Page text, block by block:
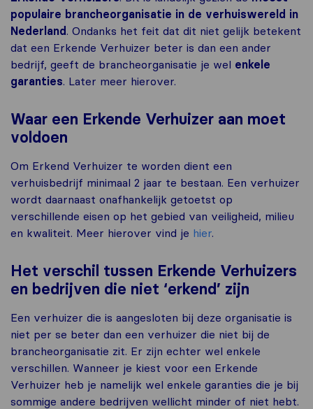
populaire brancheorganisatie in de verhuiswereld in
Nederland. Ondanks het feit dat dit niet gelijk betekent
dat een Erkende Verhuizer beter is dan een ander
bedrijf, geeft de brancheorganisatie je wel enkele
garanties. Later meer hierover.
Waar een Erkende Verhuizer aan moet
voldoen
Om Erkend Verhuizer te worden dient een
verhuisbedrijf minimaal 2 jaar te bestaan. Een verhuizer
wordt daarnaast onafhankelijk getoetst op
verschillende eisen op het gebied van veiligheid, milieu
en kwaliteit. Meer hierover vind je hier.
Het verschil tussen Erkende Verhuizers
en bedrijven die niet ‘erkend’ zijn
Een verhuizer die is aangesloten bij deze organisatie is
niet per se beter dan een verhuizer die niet bij de
brancheorganisatie zit. Er zijn echter wel enkele
verschillen. Wanneer je kiest voor een Erkende
Verhuizer heb je namelijk wel enkele garanties die je bij
sommige andere bedrijven wellicht minder of niet hebt.